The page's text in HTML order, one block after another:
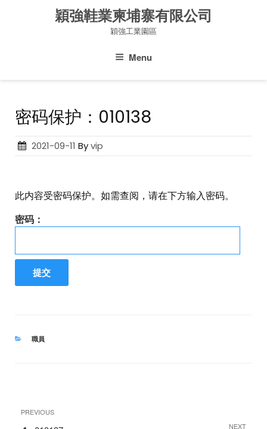
穎強鞋業柬埔寨有限公司
穎強工業園區
Menu
密码保护：010138
Posted
2021-09-11 Byvip
此内容受密码保护。如需查阅，请在下方输入密码。
密码：
CATEGORIES
職員
文Previous
PREVIOUS
NEXT